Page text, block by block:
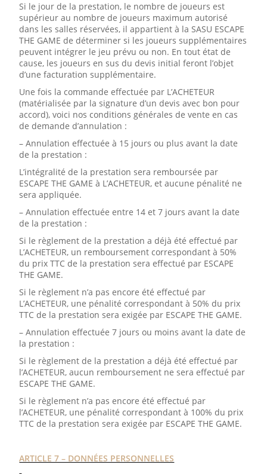
Si le jour de la prestation, le nombre de joueurs est
supérieur au nombre de joueurs maximum autorisé
dans les salles réservées, il appartient à la SASU ESCAPE
THE GAME de déterminer si les joueurs supplémentaires
peuvent intégrer le jeu prévu ou non. En tout état de
cause, les joueurs en sus du devis initial feront l’objet
d’une facturation supplémentaire.
Une fois la commande effectuée par L’ACHETEUR
(matérialisée par la signature d’un devis avec bon pour
accord), voici nos conditions générales de vente en cas
de demande d’annulation :
– Annulation effectuée à 15 jours ou plus avant la date
de la prestation :
L’intégralité de la prestation sera remboursée par
ESCAPE THE GAME à L’ACHETEUR, et aucune pénalité ne
sera appliquée.
– Annulation effectuée entre 14 et 7 jours avant la date
de la prestation :
Si le règlement de la prestation a déjà été effectué par
L’ACHETEUR, un remboursement correspondant à 50%
du prix TTC de la prestation sera effectué par ESCAPE
THE GAME.
Si le règlement n’a pas encore été effectué par
L’ACHETEUR, une pénalité correspondant à 50% du prix
TTC de la prestation sera exigée par ESCAPE THE GAME.
– Annulation effectuée 7 jours ou moins avant la date de
la prestation :
Si le règlement de la prestation a déjà été effectué par
l’ACHETEUR, aucun remboursement ne sera effectué par
ESCAPE THE GAME.
Si le règlement n’a pas encore été effectué par
l’ACHETEUR, une pénalité correspondant à 100% du prix
TTC de la prestation sera exigée par ESCAPE THE GAME.
ARTICLE 7 – DONNÉES PERSONNELLES